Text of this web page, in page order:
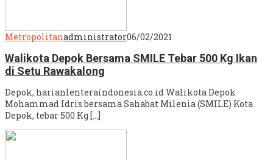
Metropolitanadministrator06/02/2021
Walikota Depok Bersama SMILE Tebar 500 Kg Ikan
di Setu Rawakalong
Depok, harianlenteraindonesia.co.id Walikota Depok
Mohammad Idris bersama Sahabat Milenia (SMILE) Kota
Depok, tebar 500 Kg […]